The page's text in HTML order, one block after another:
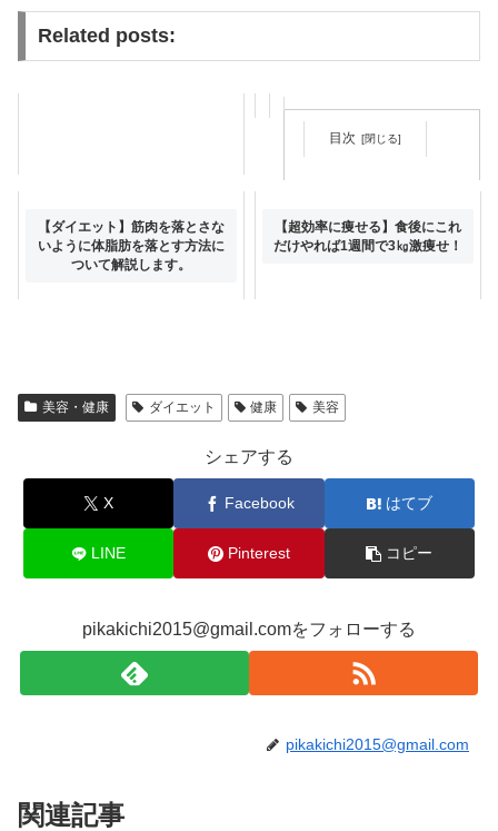
Related posts:
目次
【食べ痩せ】理想的なダイエッ
ト方法で着実に痩せれます！
【ダイエット】筋肉を落とさな
いように体脂肪を落とす方法に
ついて解説します。
【超効率に痩せる】食後にこれ
だけやれば1週間で3㎏激痩せ！
美容・健康 ダイエット 健康 美容
シェアする
X Facebook はてブ
LINE Pinterest コピー
pikakichi2015@gmail.comをフォローする
pikakichi2015@gmail.com
関連記事